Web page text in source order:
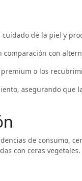
de la piel y
con
o los
asegurando que
de consumo,
con ceras vegetales.